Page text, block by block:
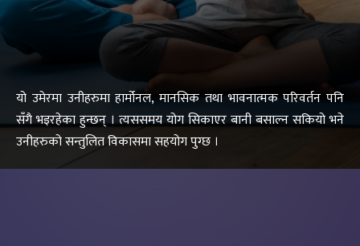
यो उमेरमा उनीहरुमा हार्मोनल, मानसिक तथा भावनात्मक परिवर्तन पनि
सँगै भइरहेका हुन्छन् । त्यससमय योग सिकाएर बानी बसाल्न सकियो भने
उनीहरुको सन्तुलित विकासमा सहयोग पुग्छ ।